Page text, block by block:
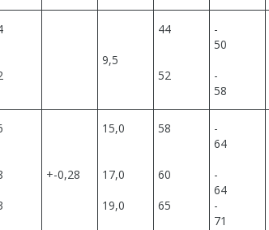
9,5
44
52
-
50
-
58
+-0,28
15,0
17,0
19,0
58
60
65
-
64
-
64
-
71